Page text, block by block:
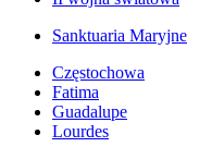
Sanktuaria Maryjne
Częstochowa
Fatima
Guadalupe
Lourdes